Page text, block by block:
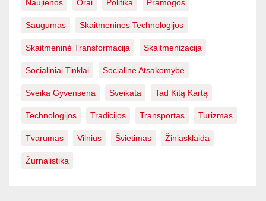
Naujienos Orai Politika Pramogos
Saugumas Skaitmeninės Technologijos
Skaitmeninė Transformacija Skaitmenizacija
Socialiniai Tinklai Socialinė Atsakomybė
Sveika Gyvensena Sveikata Tad Kitą Kartą
Technologijos Tradicijos Transportas Turizmas
Tvarumas Vilnius Švietimas Žiniasklaida
Žurnalistika